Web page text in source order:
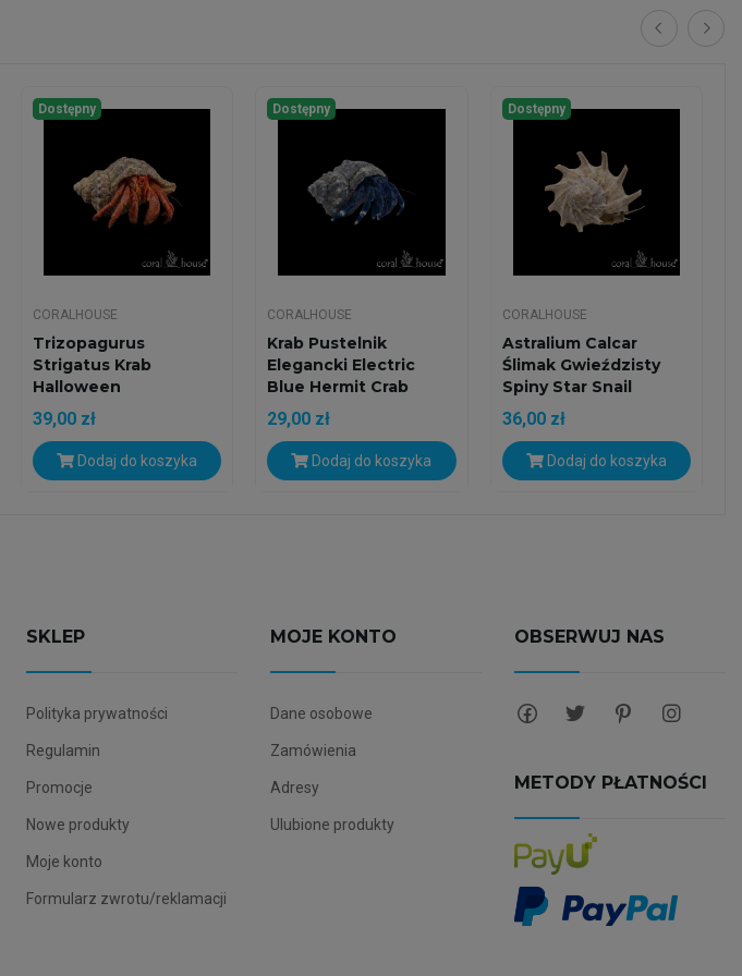
Dostępny
CORALHOUSE
Trizopagurus
Strigatus Krab
Halloween
39,00 zł
Dodaj do koszyka
Dostępny
CORALHOUSE
Krab Pustelnik
Elegancki Electric
Blue Hermit Crab
29,00 zł
Dodaj do koszyka
Dostępny
CORALHOUSE
Astralium Calcar
Ślimak Gwieździsty
Spiny Star Snail
36,00 zł
Dodaj do koszyka
SKLEP
Polityka prywatności
Regulamin
Promocje
Nowe produkty
Moje konto
Formularz zwrotu/reklamacji
MOJE KONTO
Dane osobowe
Zamówienia
Adresy
Ulubione produkty
OBSERWUJ NAS
METODY PŁATNOŚCI